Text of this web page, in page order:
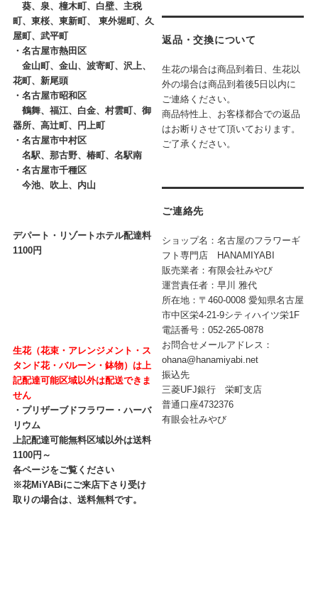
葵、泉、橦木町、白壁、主税
町、東桜、東新町、 東外堀町、久
屋町、武平町
・ 名古屋市熱田区
金山町、金山、波寄町、沢上、
花町、新尾頭
・ 名古屋市昭和区
鶴舞、福江、白金、村雲町、御
器所、高辻町、円上町
・ 名古屋市中村区
名駅、那古野、椿町、名駅南
・ 名古屋市千種区
今池、吹上、内山
デパート・リゾートホテル配達料
1100円
生花（花束・アレンジメント・ス
タンド花・バルーン・鉢物）は上
記配達可能区域以外は配送できま
せん
・プリザーブドフラワー・ハーバ
リウム
上記配達可能無料区域以外は送料
1100円～
各ページをご覧ください
※花MiYABiにご来店下さり受け
取りの場合は、送料無料です。
返品・交換について
生花の場合は商品到着日、生花以
外の場合は商品到着後5日以内に
ご連絡ください。
商品特性上、お客様都合での返品
はお断りさせて頂いております。
ご了承ください。
ご連絡先
ショップ名：名古屋のフラワーギ
フト専門店 HANAMIYABI
販売業者：有限会社みやび
運営責任者：早川 雅代
所在地：〒460-0008 愛知県名古屋
市中区栄4-21-9シティハイツ栄1F
電話番号：052-265-0878
お問合せメールアドレス：
ohana@hanamiyabi.net
振込先
三菱UFJ銀行 栄町支店
普通口座4732376
有眼会社みやび